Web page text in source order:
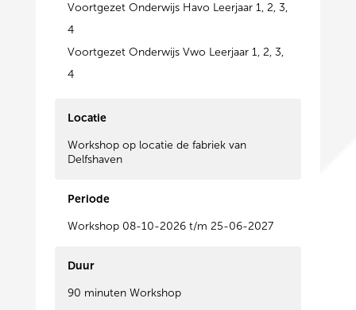
Voortgezet Onderwijs Havo Leerjaar 1, 2, 3,
4
Voortgezet Onderwijs Vwo Leerjaar 1, 2, 3,
4
Locatie
Workshop op locatie de fabriek van
Delfshaven
Periode
Workshop 08-10-2026 t/m 25-06-2027
Duur
90 minuten Workshop